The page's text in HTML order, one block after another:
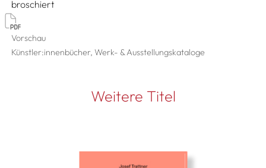
broschiert
Vorschau
Künstler:innenbücher, Werk- & Ausstellungskataloge
Weitere Titel